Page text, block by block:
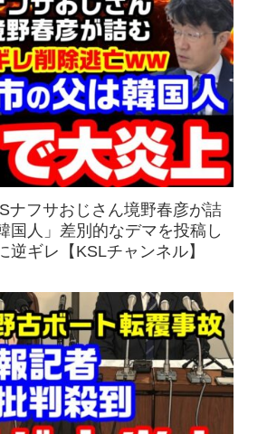
ナフサおじさん境野春彦が詰
国人」差別的なデマを投稿し
ギレ【KSLチャンネル】